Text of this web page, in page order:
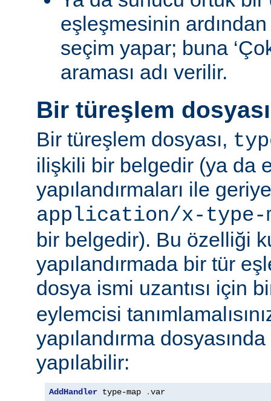
eşleşmesinin
seçim yapar; buna
araması adı verilir.
Bir türeşlem
Bir türeşlem dosyası,
ilişkili bir belgedir (ya da
yapılandırmaları ile
application/x-type-
bir belgedir). Bu özelliği
yapılandırmada bir tür
dosya ismi uzantısı için
eylemcisi
yapılandırma
yapılabilir:
AddHandler type-map .var